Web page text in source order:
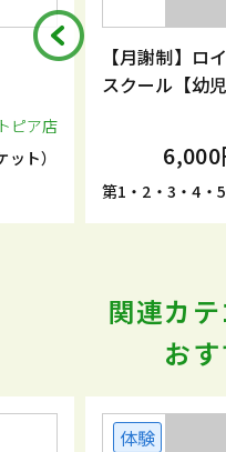
ピア店
ト）
【月謝制】
スクール【幼児
6,000
第1・2・3・4・
関連カ
お
体験